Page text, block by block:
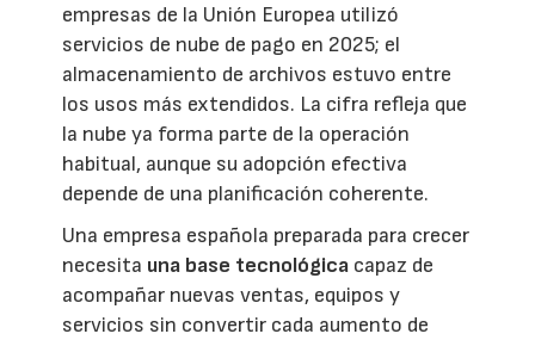
empresas de la Unión Europea utilizó
servicios de nube de pago en 2025; el
almacenamiento de archivos estuvo entre
los usos más extendidos. La cifra refleja que
la nube ya forma parte de la operación
habitual, aunque su adopción efectiva
depende de una planificación coherente.
Una empresa española preparada para crecer
necesita una base tecnológica capaz de
acompañar nuevas ventas, equipos y
servicios sin convertir cada aumento de